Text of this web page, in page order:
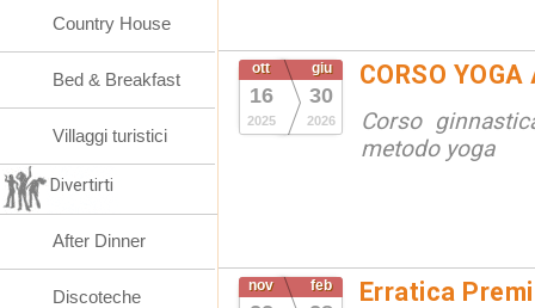
ott
16
2025
giu
30
2026
CORSO
Corso
metodo yoga
nov feb Erratica
Country House
Bed & Breakfast
Villaggi turistici
Divertirti
After Dinner
Discoteche